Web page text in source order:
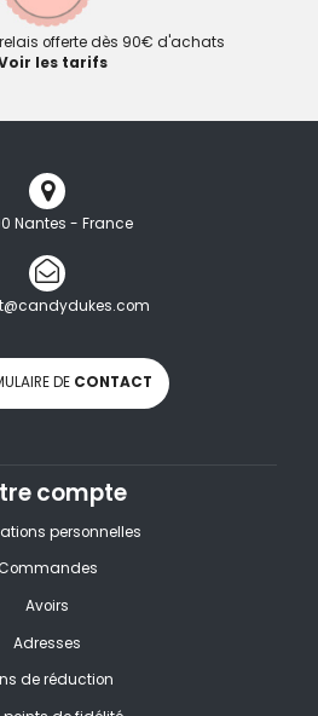
offerte dès 90€ d'achats
Voir les tarifs
Nantes - France
DE CONTACT
compte
personnelles
Commandes
Avoirs
Adresses
de réduction